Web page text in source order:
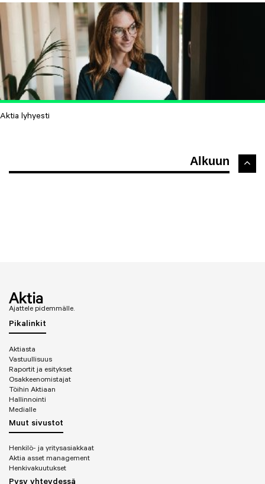
Aktia lyhyesti
Alkuun
Ajattele pidemmälle.
Pikalinkit
Aktiasta
Vastuullisuus
Raportit ja esitykset
Osakkeenomistajat
Töihin Aktiaan
Hallinnointi
Medialle
Muut sivustot
Henkilö- ja yritysasiakkaat
Aktia asset management
Henkivakuutukset
Pysy yhteydessä